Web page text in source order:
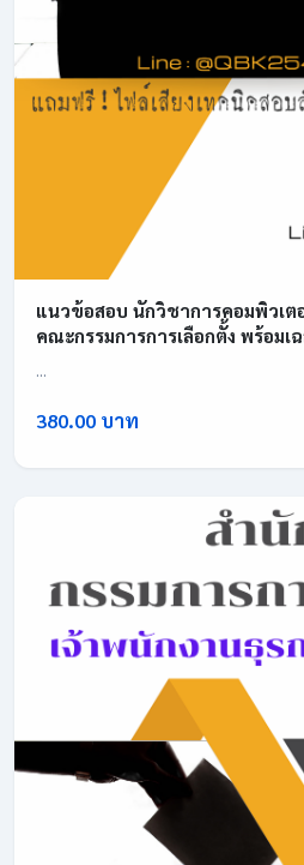
แนวข้อสอบ นักวิชาการคอมพิวเต
คณะกรรมการการเลือกตั้ง พร้อมเ
...
380.00 บาท